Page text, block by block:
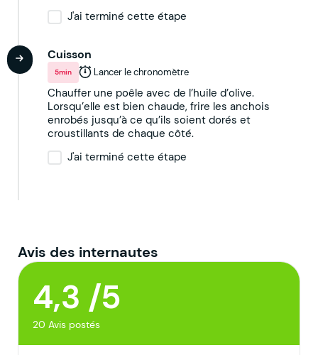
J'ai terminé cette étape
Cuisson
5min Lancer le chronomètre
Chauffer une poêle avec de l’huile d’olive.
Lorsqu’elle est bien chaude, frire les anchois
enrobés jusqu’à ce qu’ils soient dorés et
croustillants de chaque côté.
J'ai terminé cette étape
Avis des internautes
4,3 /5
20 Avis postés